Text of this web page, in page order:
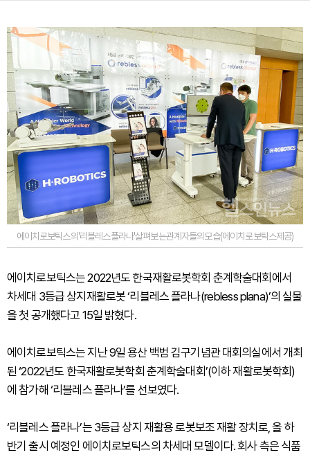
에이치로보틱스의'리블레스플라나'살펴보는관계자들의모습(에이치로보틱스제공)
에이치로보틱스는 2022년도 한국재활로봇학회 춘계학술대회에서
차세대 3등급 상지재활로봇 ‘리블레스 플라나(rebless plana)’의 실물
을 첫 공개했다고 15일 밝혔다.
에이치로보틱스는 지난 9일 용산 백범 김구기념관 대회의실에서 개최
된 ‘2022년도 한국재활로봇학회 춘계학술대회’(이하 재활로봇학회)
에 참가해 ‘리블레스 플라나’를 선보였다.
‘리블레스 플라나’는 3등급 상지 재활용 로봇보조 재활 장치로, 올 하
반기 출시 예정인 에이치로보틱스의 차세대 모델이다. 회사 측은 식품